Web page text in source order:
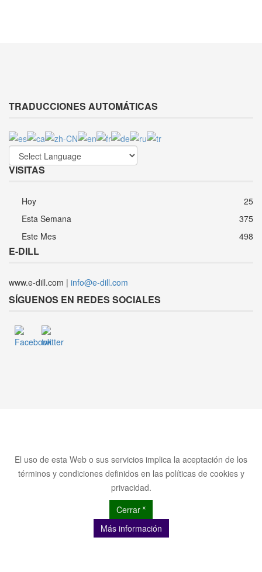
TRADUCCIONES AUTOMÁTICAS
VISITAS
Hoy
25
Esta Semana
375
Este Mes
498
E-DILL
www.e-dill.com | info@e-dill.com
SÍGUENOS EN REDES SOCIALES
El uso de esta Web o sus servicios implica la aceptación de los
términos y condiciones definidos en las políticas de cookies y
privacidad.
Cerrar ˟
Más información